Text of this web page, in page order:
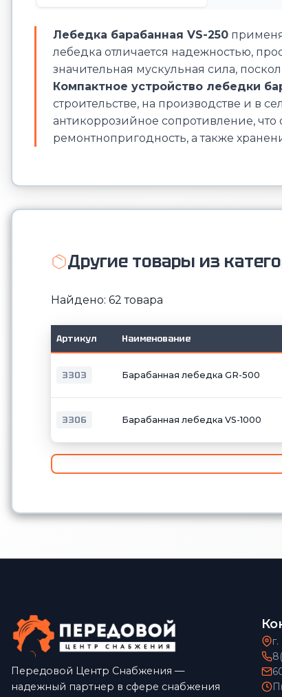
Лебедка барабанная VS-250
лебедка отличается надежностью,
значительная мускульная сила,
Компактное устройство лебедки
строительстве, на производстве и в
антикоррозийное сопротивление,
ремонтнопригодность, а также
Другие товары из
Найдено: 62 товара
Артикул Наименование
3303 Барабанная лебедка GR-500
3306 Барабанная лебедка VS-1000
Передовой Центр Снабжения —
надежный партнер в сфере снабжения